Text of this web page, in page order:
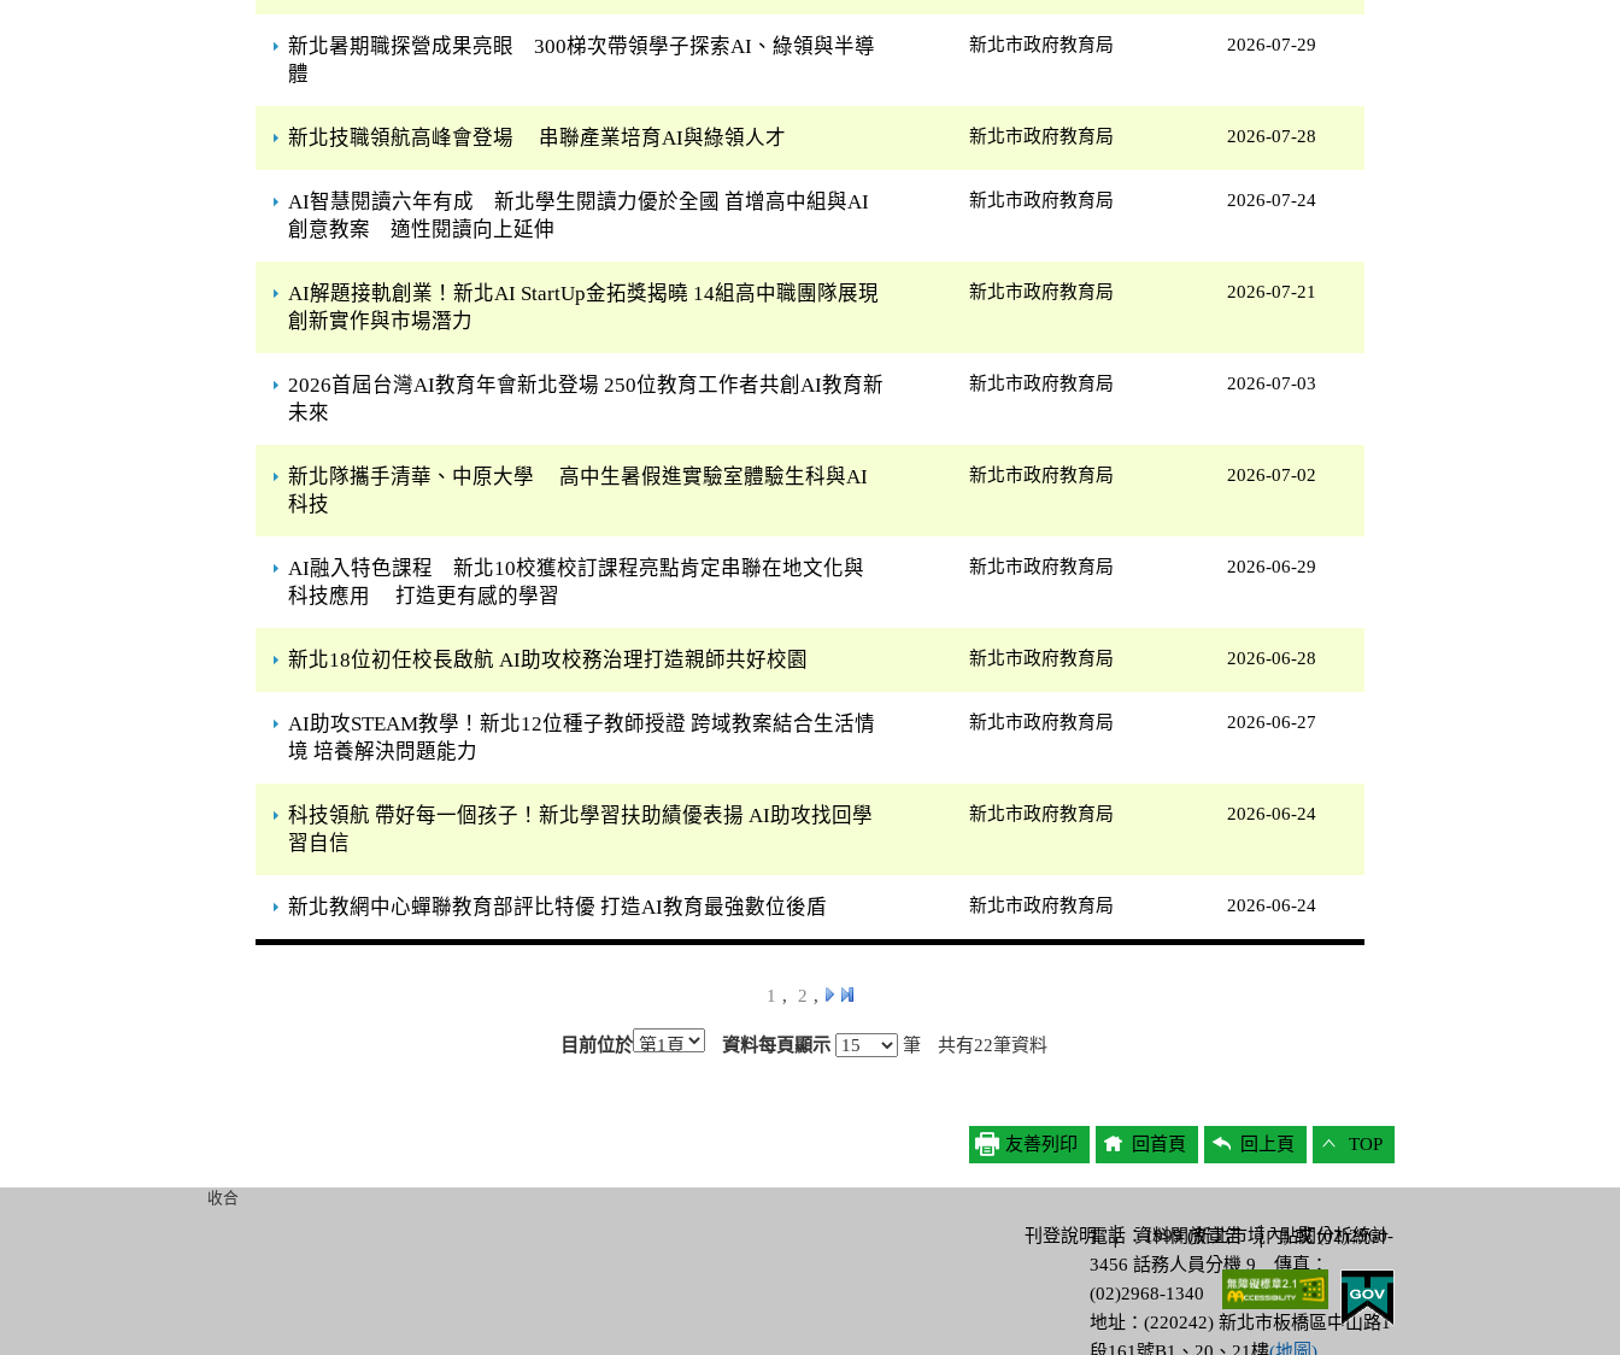
新北暑期職探營成果亮眼 300梯次帶領學子探索AI、綠領與半導
體
新北市政府教育局 2026-07-29
新北技職領航高峰會登場 串聯產業培育AI與綠領人才 新北市政府教育局 2026-07-28
AI智慧閱讀六年有成 新北學生閱讀力優於全國 首增高中組與AI
創意教案 適性閱讀向上延伸
新北市政府教育局 2026-07-24
AI解題接軌創業！新北AI StartUp金拓獎揭曉 14組高中職團隊展現
創新實作與市場潛力
新北市政府教育局 2026-07-21
2026首屆台灣AI教育年會新北登場 250位教育工作者共創AI教育新
未來
新北市政府教育局 2026-07-03
新北隊攜手清華、中原大學 高中生暑假進實驗室體驗生科與AI
科技
新北市政府教育局 2026-07-02
AI融入特色課程 新北10校獲校訂課程亮點肯定串聯在地文化與
科技應用 打造更有感的學習
新北市政府教育局 2026-06-29
新北18位初任校長啟航 AI助攻校務治理打造親師共好校園 新北市政府教育局 2026-06-28
AI助攻STEAM教學！新北12位種子教師授證 跨域教案結合生活情
境 培養解決問題能力
新北市政府教育局 2026-06-27
科技領航 帶好每一個孩子！新北學習扶助績優表揚 AI助攻找回學
習自信
新北市政府教育局 2026-06-24
新北教網中心蟬聯教育部評比特優 打造AI教育最強數位後盾 新北市政府教育局 2026-06-24
1 , 2 ,
目前位於 資料每頁顯示 筆 共有22筆資料
友善列印 回首頁 回上頁 TOP
收合
便民服務刊登說明 │ 資料開放宣告 │ 點閱分析統計
電話：1999 (新北市境內) 或 (02)2960-
3456 話務人員分機 9 傳真：
(02)2968-1340
地址：(220242) 新北市板橋區中山路1